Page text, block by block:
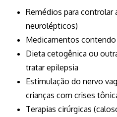
Remédios para controlar
neurolépticos)
Medicamentos
Dieta cetogênica ou
tratar epilepsia
Estimulação do nervo
crianças com crises
Terapias cirúrgicas